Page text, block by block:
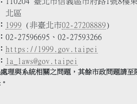
北區
1999 (非臺北市02-27208889)
02-27596695、02-27593266
https://1999.gov.taipei
la_laws@gov.taipei
理與系統相關之問題，其餘市政問題請至